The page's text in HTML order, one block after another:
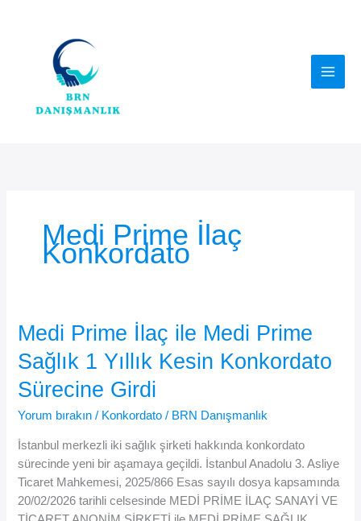
Medi Prime İlaç
Konkordato
Medi Prime İlaç ile Medi Prime
Sağlık 1 Yıllık Kesin Konkordato
Sürecine Girdi
Yorum bırakın / Konkordato / BRN Danışmanlık
İstanbul merkezli iki sağlık şirketi hakkında konkordato
sürecinde yeni bir aşamaya geçildi. İstanbul Anadolu 3. Asliye
Ticaret Mahkemesi, 2025/866 Esas sayılı dosya kapsamında
20/02/2026 tarihli celsesinde MEDİ PRİME İLAÇ SANAYİ VE